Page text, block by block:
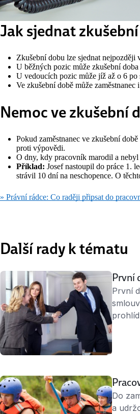
Jak sjednat
Zkušební dobu lze sjednat nejpozději
U běžných pozic může zkušební
U vedoucích pozic může jíž až o 6 po
Ve zkušební době může
Nemoc ve zkušební
Pokud zaměstnanec ve zkušební
proti výpovědi.
O dny, kdy pracovník marodil a nebyl
Příklad: Josef nastoupil do práce 1.
strávil 10 dní na neschopence. O
» Právní rádce: Co raději připsat do
Další rady k tématu
První
První
Do
a